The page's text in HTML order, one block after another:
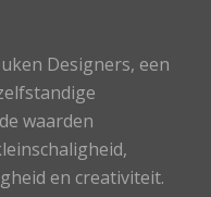
Designers, een
waarden
en creativiteit.